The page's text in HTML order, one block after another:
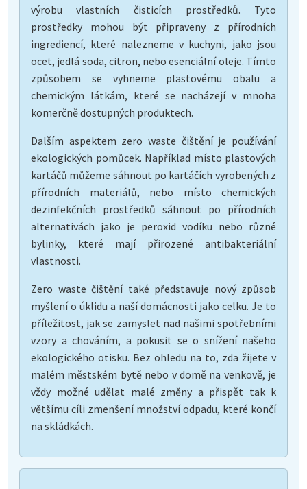
výrobu vlastních čisticích prostředků. Tyto
prostředky mohou být připraveny z přírodních
ingrediencí, které nalezneme v kuchyni, jako jsou
ocet, jedlá soda, citron, nebo esenciální oleje. Tímto
způsobem se vyhneme plastovému obalu a
chemickým látkám, které se nacházejí v mnoha
komerčně dostupných produktech.
Dalším aspektem zero waste čištění je používání
ekologických pomůcek. Například místo plastových
kartáčů můžeme sáhnout po kartáčích vyrobených z
přírodních materiálů, nebo místo chemických
dezinfekčních prostředků sáhnout po přírodních
alternativách jako je peroxid vodíku nebo různé
bylinky, které mají přirozené antibakteriální
vlastnosti.
Zero waste čištění také představuje nový způsob
myšlení o úklidu a naší domácnosti jako celku. Je to
příležitost, jak se zamyslet nad našimi spotřebními
vzory a chováním, a pokusit se o snížení našeho
ekologického otisku. Bez ohledu na to, zda žijete v
malém městském bytě nebo v domě na venkově, je
vždy možné udělat malé změny a přispět tak k
většímu cíli zmenšení množství odpadu, které končí
na skládkách.